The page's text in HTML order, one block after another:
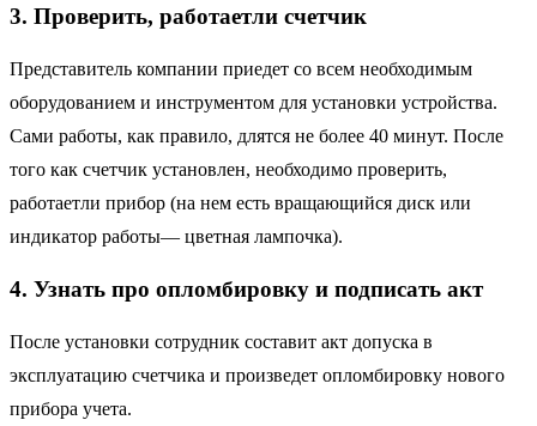
3. Проверить, работаетли счетчик
Представитель компании приедет со всем необходимым
оборудованием и инструментом для установки устройства.
Сами работы, как правило, длятся не более 40 минут. После
того как счетчик установлен, необходимо проверить,
работаетли прибор (на нем есть вращающийся диск или
индикатор работы— цветная лампочка).
4. Узнать про опломбировку и подписать акт
После установки сотрудник составит акт допуска в
эксплуатацию счетчика и произведет опломбировку нового
прибора учета.